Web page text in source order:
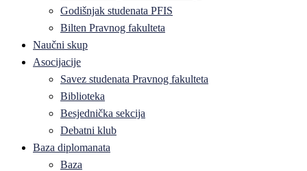
Godišnjak studenata PFIS
Bilten Pravnog fakulteta
Naučni skup
Asocijacije
Savez studenata Pravnog fakulteta
Biblioteka
Besjednička sekcija
Debatni klub
Baza diplomanata
Baza